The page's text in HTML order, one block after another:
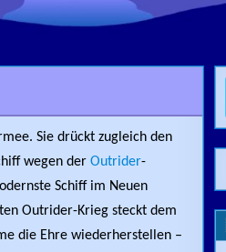
Sie drückt zugleich den
wegen der Outrider-
Schiff im Neuen
Outrider-Krieg steckt dem
die Ehre wiederherstellen –